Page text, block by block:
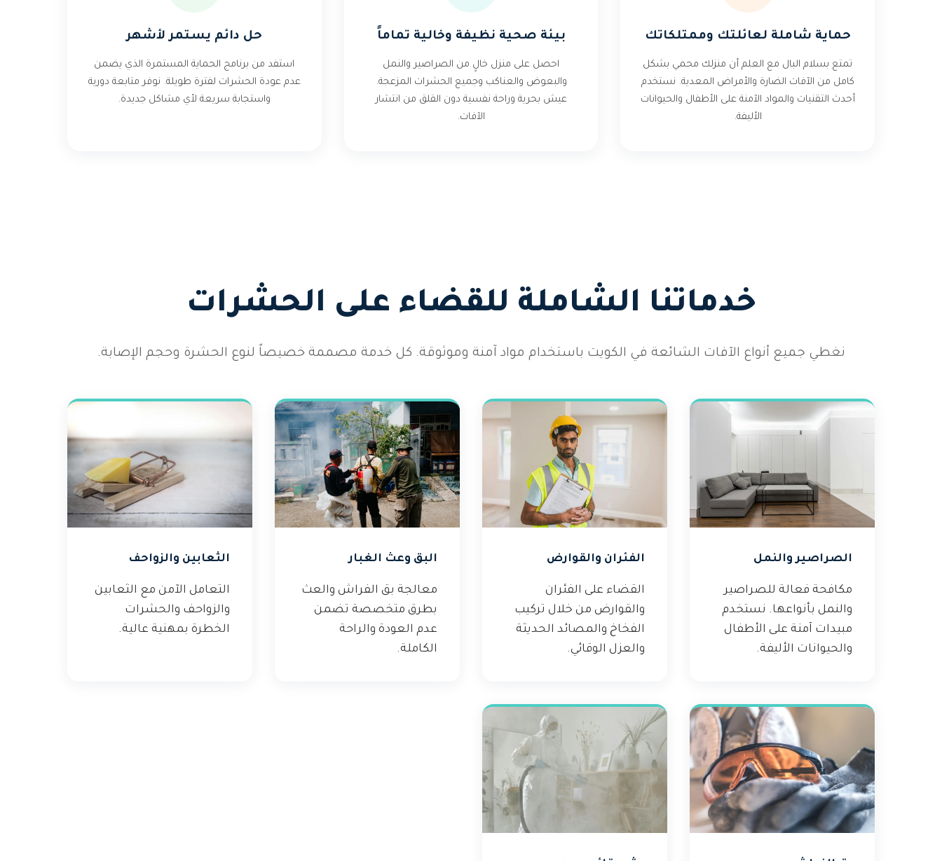
حماية شاملة لعائلتك وممتلكاتك
تمتع بسلام البال مع العلم أن منزلك محمي بشكل
كامل من الآفات الضارة والأمراض المعدية. نستخدم
أحدث التقنيات والمواد الآمنة على الأطفال والحيوانات
الأليفة.
بيئة صحية نظيفة وخالية تماماً
احصل على منزل خالٍ من الصراصير والنمل
والبعوض والعناكب وجميع الحشرات المزعجة.
عيش بحرية وراحة نفسية دون القلق من انتشار
الآفات.
حل دائم يستمر لأشهر
استفد من برنامج الحماية المستمرة الذي يضمن
عدم عودة الحشرات لفترة طويلة. نوفر متابعة دورية
واستجابة سريعة لأي مشاكل جديدة.
خدماتنا الشاملة للقضاء على الحشرات
نغطي جميع أنواع الآفات الشائعة في الكويت باستخدام مواد آمنة وموثوقة. كل خدمة مصممة خصيصاً لنوع الحشرة وحجم الإصابة.
الصراصير والنمل
مكافحة فعالة للصراصير
والنمل بأنواعها. نستخدم
مبيدات آمنة على الأطفال
والحيوانات الأليفة.
الفئران والقوارض
القضاء على الفئران
والقوارض من خلال تركيب
الفخاخ والمصائد الحديثة
والعزل الوقائي.
البق وعث الغبار
معالجة بق الفراش والعث
بطرق متخصصة تضمن
عدم العودة والراحة
الكاملة.
الثعابين والزواحف
التعامل الآمن مع الثعابين
والزواحف والحشرات
الخطرة بمهنية عالية.